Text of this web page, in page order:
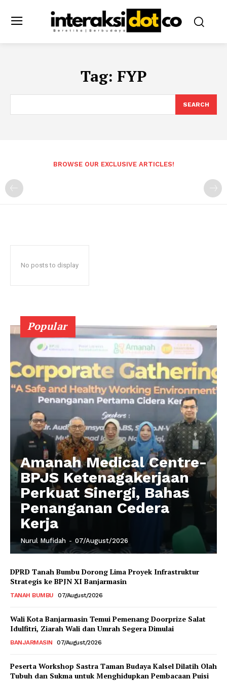
Tag: FYP
SEARCH
BROWSE OUR EXCLUSIVE ARTICLES!
No posts to display
Popular
Amanah Medical Centre-
BPJS Ketenagakerjaan
Perkuat Sinergi, Bahas
Penanganan Cedera
Kerja
Nurul Mufidah - 07/August/2026
DPRD Tanah Bumbu Dorong Lima Proyek Infrastruktur
Strategis ke BPJN XI Banjarmasin
TANAH BUMBU 07/August/2026
Wali Kota Banjarmasin Temui Pemenang Doorprize Salat
Idulfitri, Ziarah Wali dan Umrah Segera Dimulai
BANJARMASIN 07/August/2026
Peserta Workshop Sastra Taman Budaya Kalsel Dilatih Olah
Tubuh dan Sukma untuk Menghidupkan Pembacaan Puisi